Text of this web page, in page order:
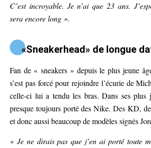
C’est incroyable. Je n’ai que 23 ans.
sera encore long ».
«Sneakerhead» de longue
Fan de « sneakers » depuis le plus jeune
s’est pas forcé pour rejoindre l’écurie de
celle-ci lui a tendu les bras. Dans ses plus
presque toujours porté des Nike. Des KD,
et donc aussi beaucoup de modèles signés
« Je ne dirais pas que j’en ai porté toute